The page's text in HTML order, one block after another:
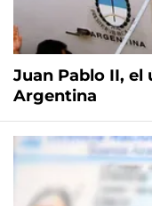
Juan Pablo II, el
Argentina